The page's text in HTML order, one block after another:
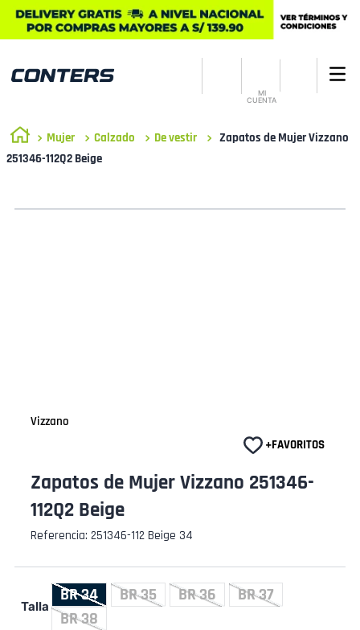
MI
CUENTA
Mujer Calzado De vestir
Zapatos de Mujer Vizzano
251346-112Q2 Beige
Vizzano
Zapatos de Mujer Vizzano 251346-
112Q2 Beige
Referencia: 251346-112 Beige 34
Talla
BR 34 BR 35 BR 36
BR 37
BR 38